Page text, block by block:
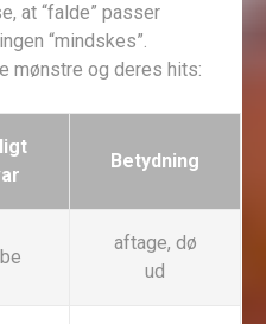
at “falde” passer
“mindskes”.
mønstre og deres hits:
Betydning
aftage, dø
ud